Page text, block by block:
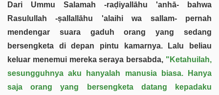
Dari Ummu Salamah -raḍiyallāhu 'anhā- bahwa
Rasulullah -ṣallallāhu 'alaihi wa sallam- pernah
mendengar suara gaduh orang yang sedang
bersengketa di depan pintu kamarnya. Lalu beliau
keluar menemui mereka seraya bersabda, "Ketahuilah,
sesungguhnya aku hanyalah manusia biasa. Hanya
saja orang yang bersengketa datang kepadaku